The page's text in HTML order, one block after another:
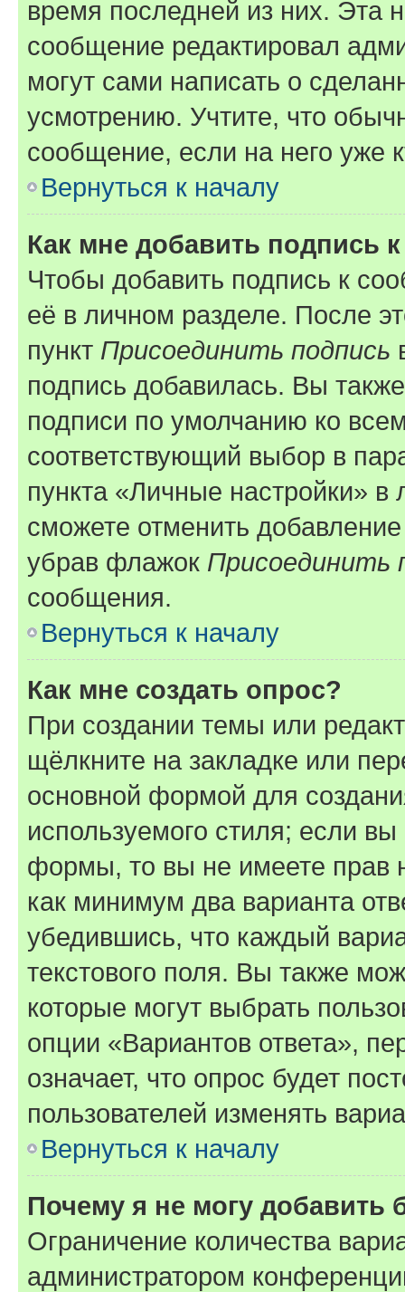
время последней из них. Эта
сообщение редактировал
могут сами написать о
усмотрению. Учтите, что
сообщение, если на него уже
Вернуться к началу
Как мне добавить подпись
Чтобы добавить подпись к
её в личном разделе. После
пункт Присоединить подпись
подпись добавилась. Вы
подписи по умолчанию ко
соответствующий выбор в
пункта «Личные настройки»
сможете отменить
убрав флажок Присоединить
сообщения.
Вернуться к началу
Как мне создать опрос?
При создании темы или
щёлкните на закладке или
основной формой для
используемого стиля; если
формы, то вы не имеете прав
как минимум два варианта
убедившись, что каждый
текстового поля. Вы также
которые могут выбрать
опции «Вариантов ответа»,
означает, что опрос будет
пользователей изменять
Вернуться к началу
Почему я не могу добавить
Ограничение количества
администратором